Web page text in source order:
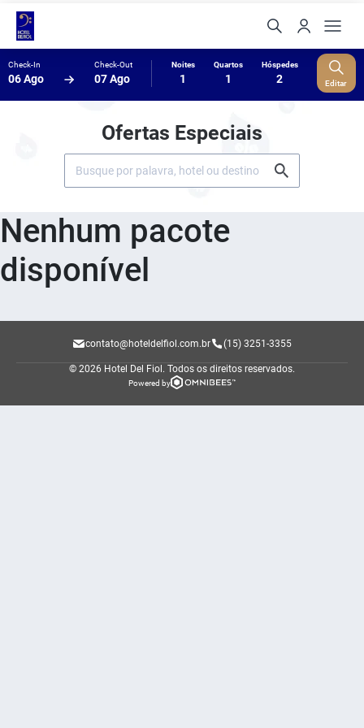
Check-In
06 Ago
Check-Out
07 Ago
Noites
1
Quartos
1
Hóspedes
2 Editar
Ofertas Especiais
Nenhum pacote
disponível
contato@hoteldelfiol.com.br (15) 3251-3355
© 2026 Hotel Del Fiol. Todos os direitos reservados.
Powered by